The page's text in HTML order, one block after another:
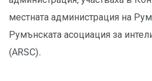
местната администрация на
Румънската асоциация за
(ARSC).